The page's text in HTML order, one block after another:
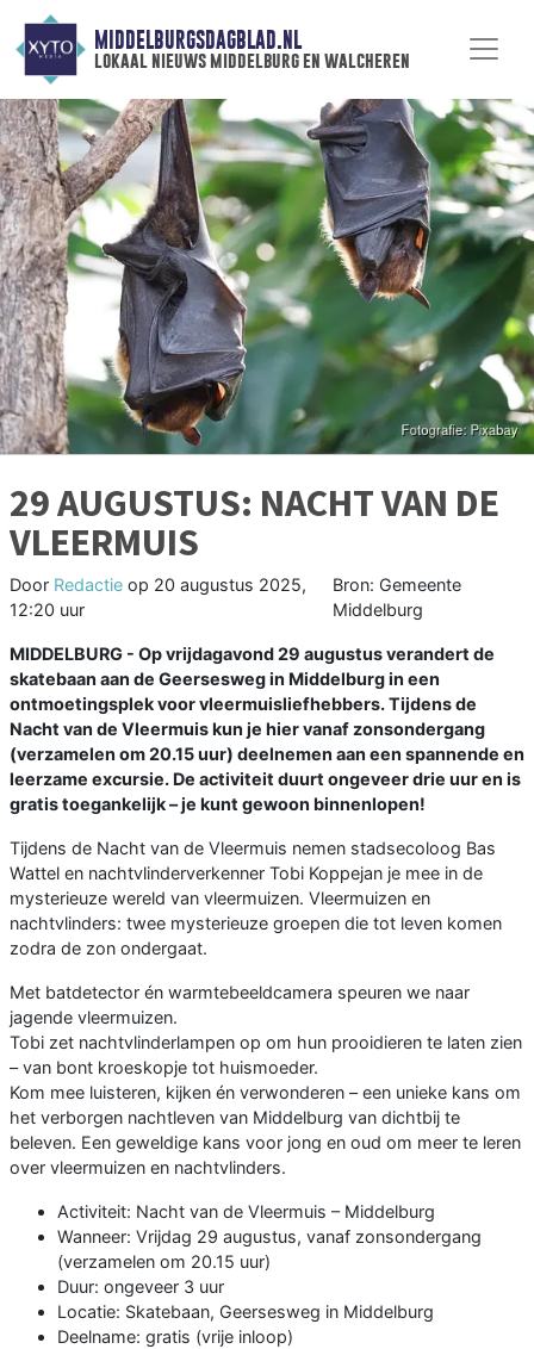
MIDDELBURGSDAGBLAD.NL
lokaal nieuws middelburg en walcheren
29 AUGUSTUS: NACHT VAN DE
VLEERMUIS
Door Redactie op 20 augustus 2025,
12:20 uur
Bron: Gemeente
Middelburg
MIDDELBURG - Op vrijdagavond 29 augustus verandert de
skatebaan aan de Geersesweg in Middelburg in een
ontmoetingsplek voor vleermuisliefhebbers. Tijdens de
Nacht van de Vleermuis kun je hier vanaf zonsondergang
(verzamelen om 20.15 uur) deelnemen aan een spannende en
leerzame excursie. De activiteit duurt ongeveer drie uur en is
gratis toegankelijk – je kunt gewoon binnenlopen!
Tijdens de Nacht van de Vleermuis nemen stadsecoloog Bas
Wattel en nachtvlinderverkenner Tobi Koppejan je mee in de
mysterieuze wereld van vleermuizen. Vleermuizen en
nachtvlinders: twee mysterieuze groepen die tot leven komen
zodra de zon ondergaat.
Met batdetector én warmtebeeldcamera speuren we naar
jagende vleermuizen.
Tobi zet nachtvlinderlampen op om hun prooidieren te laten zien
– van bont kroeskopje tot huismoeder.
Kom mee luisteren, kijken én verwonderen – een unieke kans om
het verborgen nachtleven van Middelburg van dichtbij te
beleven. Een geweldige kans voor jong en oud om meer te leren
over vleermuizen en nachtvlinders.
Activiteit: Nacht van de Vleermuis – Middelburg
Wanneer: Vrijdag 29 augustus, vanaf zonsondergang
(verzamelen om 20.15 uur)
Duur: ongeveer 3 uur
Locatie: Skatebaan, Geersesweg in Middelburg
Deelname: gratis (vrije inloop)